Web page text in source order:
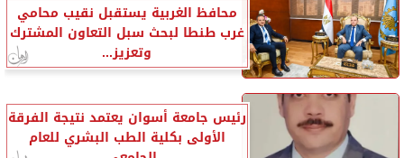
محافظ الغربية يستقبل نقيب محامي
غرب طنطا لبحث سبل التعاون المشترك
وتعزيز...
رئيس جامعة أسوان يعتمد نتيجة الفرقة
الأولى بكلية الطب البشري للعام